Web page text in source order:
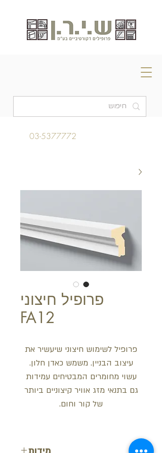
03-5377772
פרופיל חיצוני
FA12
פרופיל לשימוש חיצוני שיעשיר את
עיצוב הבניין. משמש כאדן חלון.
עשוי מחומרים המבטיחים עמידות
גם בתנאי מזג אוויר קיצוניים ביותר
של קור וחום.